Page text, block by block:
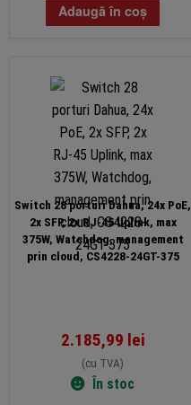
Adaugă în coș
Switch 28 porturi Dahua, 24x PoE,
2x SFP, 2x RJ-45 Uplink, max
375W, Watchdog, management
prin cloud, CS4228-24GT-375
2.185,99 lei
(cu TVA)
În stoc